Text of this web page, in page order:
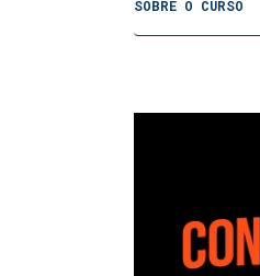
SOBRE O CURSO